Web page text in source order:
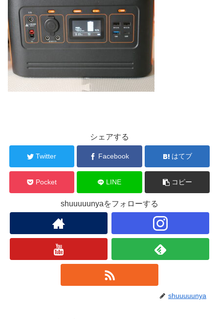
シェアする
Twitter Facebook はてブ
Pocket LINE コピー
shuuuuunyaをフォローする
shuuuuunya